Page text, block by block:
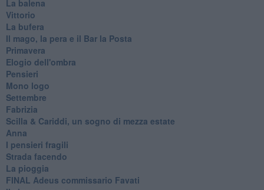
La balena
Vittorio
La bufera
Il mago, la pera e il Bar la Posta
Primavera
Elogio dell'ombra
Pensieri
Mono logo
Settembre
Fabrizia
​Scilla & Cariddi, un sogno di mezza estate
Anna
I pensieri fragili
Strada facendo
La pioggia
FINAL Adeus commissario Favati